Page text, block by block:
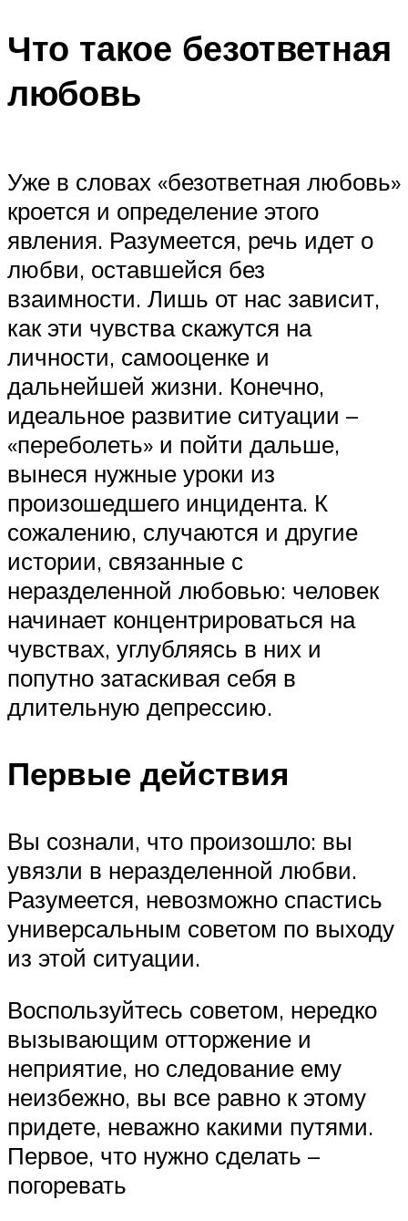
Что такое безответная
любовь
Уже в словах «безответная любовь»
кроется и определение этого
явления. Разумеется, речь идет о
любви, оставшейся без
взаимности. Лишь от нас зависит,
как эти чувства скажутся на
личности, самооценке и
дальнейшей жизни. Конечно,
идеальное развитие ситуации –
«переболеть» и пойти дальше,
вынеся нужные уроки из
произошедшего инцидента. К
сожалению, случаются и другие
истории, связанные с
неразделенной любовью: человек
начинает концентрироваться на
чувствах, углубляясь в них и
попутно затаскивая себя в
длительную депрессию.
Первые действия
Вы сознали, что произошло: вы
увязли в неразделенной любви.
Разумеется, невозможно спастись
универсальным советом по выходу
из этой ситуации.
Воспользуйтесь советом, нередко
вызывающим отторжение и
неприятие, но следование ему
неизбежно, вы все равно к этому
придете, неважно какими путями.
Первое, что нужно сделать –
погоревать